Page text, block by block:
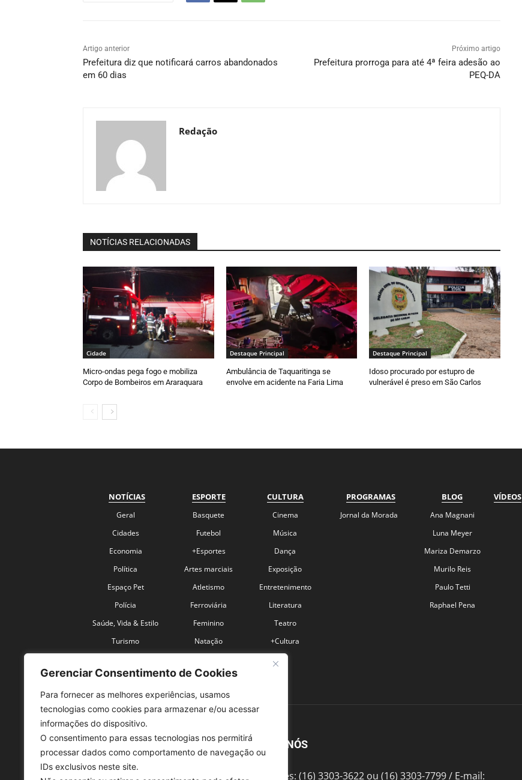
Gerenciar Consentimento de Cookies
Para fornecer as melhores experiências, usamos
tecnologias como cookies para armazenar e/ou acessar
informações do dispositivo.
O consentimento para essas tecnologias nos permitirá
processar dados como comportamento de navegação ou
IDs exclusivos neste site.
Artigo anterior
Prefeitura diz que notificará carros abandonados
em 60 dias
Próximo artigo
Prefeitura prorroga para até 4ª feira adesão ao
PEQ-DA
Redação
NOTÍCIAS RELACIONADAS
Cidade
Micro-ondas pega fogo e mobiliza
Corpo de Bombeiros em Araraquara
Destaque Principal
Ambulância de Taquaritinga se
envolve em acidente na Faria Lima
Destaque Principal
Idoso procurado por estupro de
vulnerável é preso em São Carlos
NOTÍCIAS
Geral
Cidades
Economia
Política
Espaço Pet
Polícia
Saúde, Vida & Estilo
Turismo
ESPORTE
Basquete
Futebol
+Esportes
Artes marciais
Atletismo
Ferroviária
Feminino
Natação
CULTURA
Cinema
Música
Dança
Exposição
Entretenimento
Literatura
Teatro
+Cultura
PROGRAMAS
Jornal da Morada
BLOG
Ana Magnani
Luna Meyer
Mariza Demarzo
Murilo Reis
Paulo Tetti
Raphael Pena
VÍDEOS
SOBRE NÓS
Telefones: (16) 3303-3622 ou (16) 3303-7799 / E-mail: